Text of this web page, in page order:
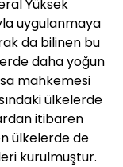
Yüksek
uygulanmaya
da bilinen bu
daha yoğun
mahkemesi
ülkelerde
itibaren
ülkelerde de
kurulmuştur.